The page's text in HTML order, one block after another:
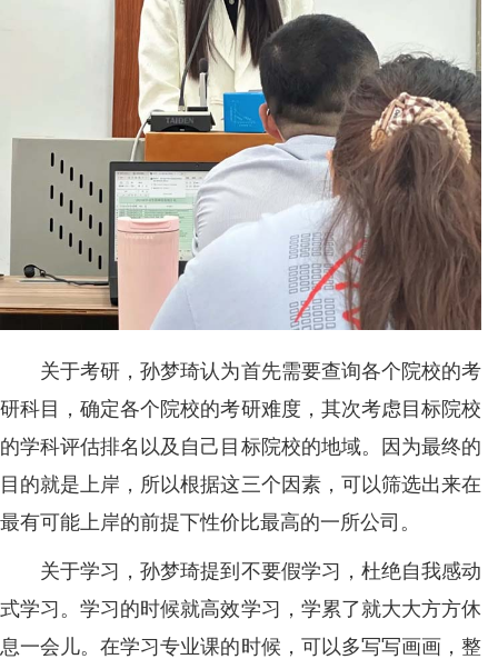
关于考研，孙梦琦认为首先需要查询各个院校的考
研科目，确定各个院校的考研难度，其次考虑目标院校
的学科评估排名以及自己目标院校的地域。因为最终的
目的就是上岸，所以根据这三个因素，可以筛选出来在
最有可能上岸的前提下性价比最高的一所公司。
关于学习，孙梦琦提到不要假学习，杜绝自我感动
式学习。学习的时候就高效学习，学累了就大大方方休
息一会儿。在学习专业课的时候，可以多写写画画，整